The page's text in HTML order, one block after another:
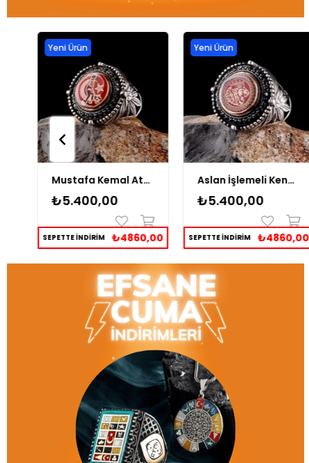
Mustafa Kemal Atatürk İşlemeli Kenarları Zirkon Taşlı Gümüş Yüzük
₺5.400,00
SEPETTE İNDİRİM ₺4860,00
Yeni Ürün
Aslan İşlemeli Kenarları Zirkon Taşlı Gümüş Yüzük
₺5.400,00
SEPETTE İNDİRİM ₺4860,00
Yeni Ürün